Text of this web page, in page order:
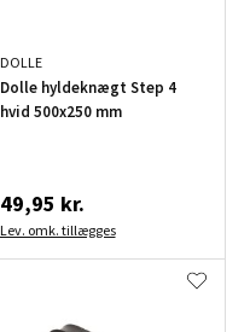
DOLLE
Dolle hyldeknægt Step 4
hvid 500x250 mm
49,95 kr.
Lev. omk. tillægges